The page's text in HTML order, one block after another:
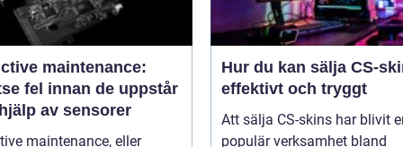
maintenance:
fel innan de uppstår
av sensorer
maintenance, eller
Hur du kan sälja CS-
effektivt och tryggt
Att sälja CS-skins har blivit
populär verksamhet bland